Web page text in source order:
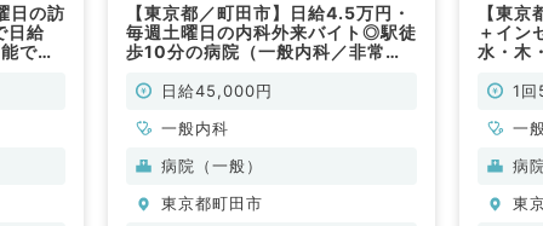
日の訪
日給
で
【東京都／町田市】日給4.5万円・
毎週土曜日の内科外来バイト◎駅徒
歩10分の病院（一般内科／非常
日給45,000円
一般内科
病院（一般）
東京都町田市
【東
＋イン
水・木
常勤）
1
一
病
東